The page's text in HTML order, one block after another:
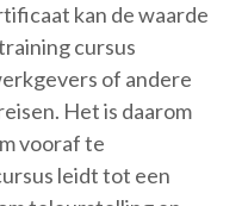
kan de waarde
cursus
of andere
Het is daarom
vooraf te
leidt tot een